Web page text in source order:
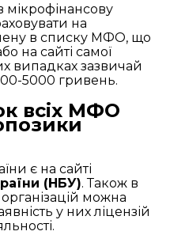
на
в списку МФО, що
на сайті самої
випадках зазвичай
5000 гривень.
всіх МФО
є на сайті
(НБУ). Також в
можна
у них ліцензій